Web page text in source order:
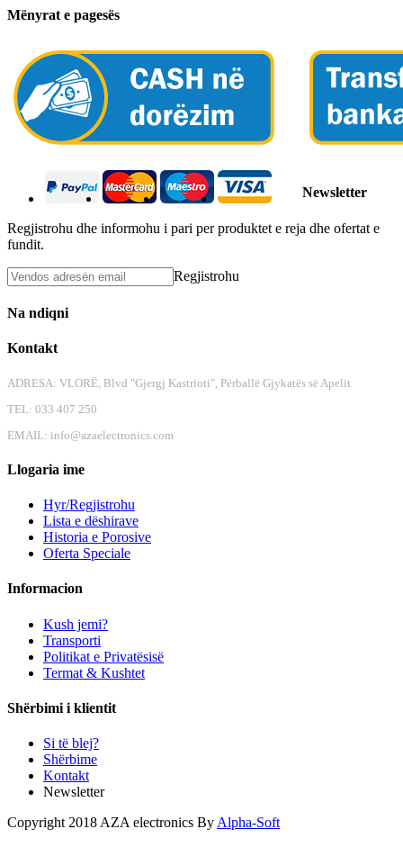
Mënyrat e pagesës
Newsletter
Regjistrohu dhe informohu i pari per produktet e reja dhe ofertat e
fundit.
Regjistrohu
Na ndiqni
Kontakt
ADRESA: VLORË, Blvd "Gjergj Kastrioti", Përballë Gjykatës së Apelit
TEL: 033 407 250
EMAIL: info@azaelectronics.com
Llogaria ime
Hyr/Regjistrohu
Lista e dëshirave
Historia e Porosive
Oferta Speciale
Informacion
Kush jemi?
Transporti
Politikat e Privatësisë
Termat & Kushtet
Shërbimi i klientit
Si të blej?
Shërbime
Kontakt
Newsletter
Copyright 2018 AZA electronics By Alpha-Soft